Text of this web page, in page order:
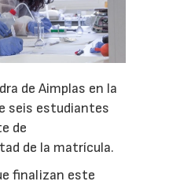
de Aimplas en la
seis estudiantes
de
de la matrícula.
finalizan este